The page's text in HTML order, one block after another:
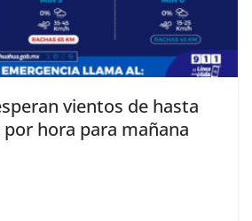
vientos de hasta
hora para mañana